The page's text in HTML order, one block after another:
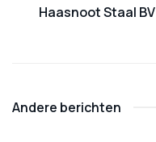
Haasnoot Staal BV
Andere berichten